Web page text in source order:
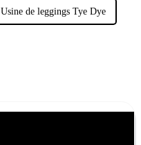
Usine de leggings Tye Dye